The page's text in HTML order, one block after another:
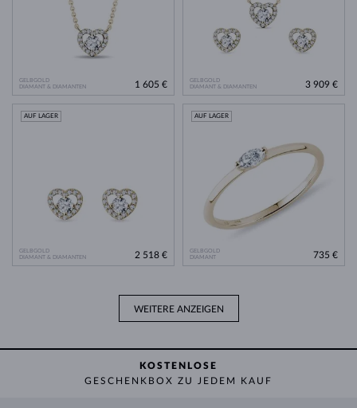
GELBGOLD
DIAMANT & DIAMANTEN
1 605 €
GELBGOLD
DIAMANT & DIAMANTEN
3 909 €
GELBGOLD
DIAMANT & DIAMANTEN
AUF LAGER
2 518 €
GELBGOLD
DIAMANT
AUF LAGER
735 €
WEITERE ANZEIGEN
KOSTENLOSE
GESCHENKBOX ZU JEDEM KAUF